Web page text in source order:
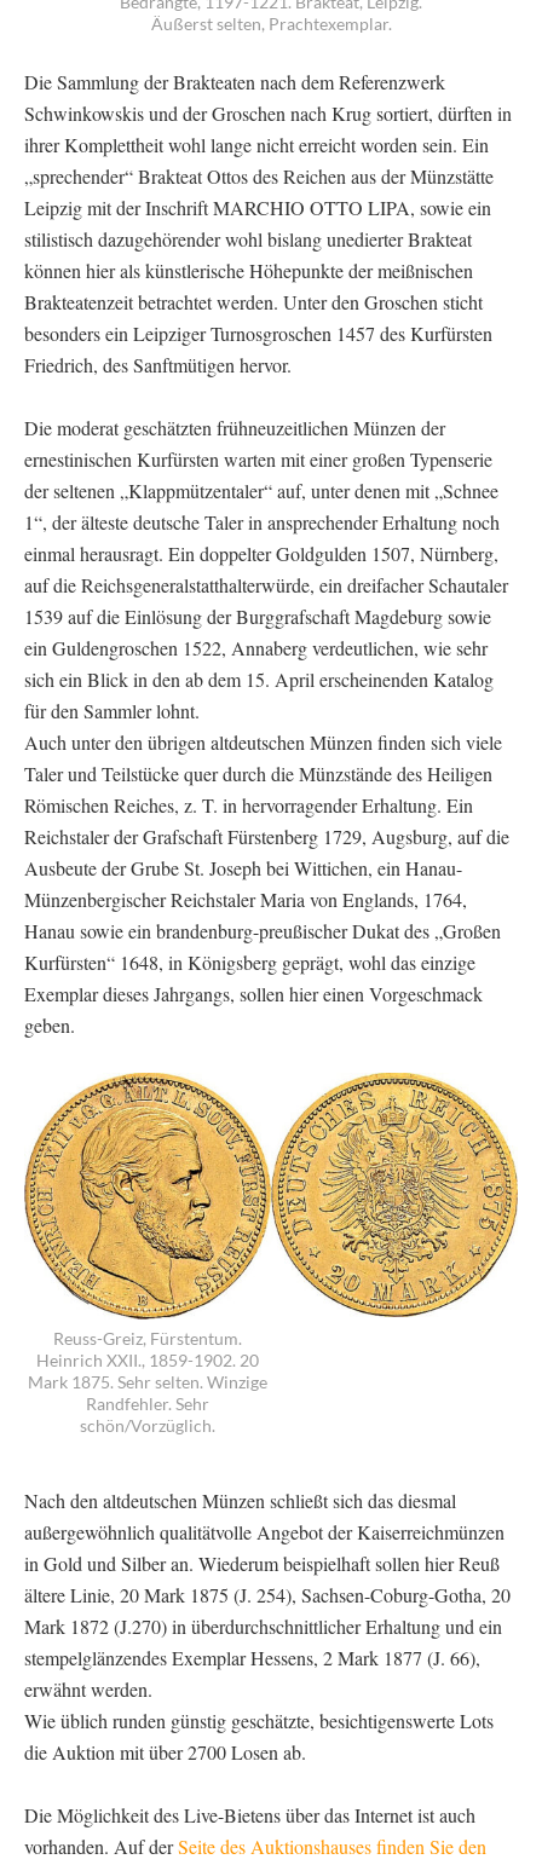
Äußerst selten, Prachtexemplar.
Die Sammlung der Brakteaten nach dem Referenzwerk
Schwinkowskis und der Groschen nach Krug sortiert, dürften in
ihrer Komplettheit wohl lange nicht erreicht worden sein. Ein
„sprechender“ Brakteat Ottos des Reichen aus der Münzstätte
Leipzig mit der Inschrift MARCHIO OTTO LIPA, sowie ein
stilistisch dazugehörender wohl bislang unedierter Brakteat
können hier als künstlerische Höhepunkte der meißnischen
Brakteatenzeit betrachtet werden. Unter den Groschen sticht
besonders ein Leipziger Turnosgroschen 1457 des Kurfürsten
Friedrich, des Sanftmütigen hervor.
Die moderat geschätzten frühneuzeitlichen Münzen der
ernestinischen Kurfürsten warten mit einer großen Typenserie
der seltenen „Klappmützentaler“ auf, unter denen mit „Schnee
1“, der älteste deutsche Taler in ansprechender Erhaltung noch
einmal herausragt. Ein doppelter Goldgulden 1507, Nürnberg,
auf die Reichsgeneralstatthalterwürde, ein dreifacher Schautaler
1539 auf die Einlösung der Burggrafschaft Magdeburg sowie
ein Guldengroschen 1522, Annaberg verdeutlichen, wie sehr
sich ein Blick in den ab dem 15. April erscheinenden Katalog
für den Sammler lohnt.
Auch unter den übrigen altdeutschen Münzen finden sich viele
Taler und Teilstücke quer durch die Münzstände des Heiligen
Römischen Reiches, z. T. in hervorragender Erhaltung. Ein
Reichstaler der Grafschaft Fürstenberg 1729, Augsburg, auf die
Ausbeute der Grube St. Joseph bei Wittichen, ein Hanau-
Münzenbergischer Reichstaler Maria von Englands, 1764,
Hanau sowie ein brandenburg-preußischer Dukat des „Großen
Kurfürsten“ 1648, in Königsberg geprägt, wohl das einzige
Exemplar dieses Jahrgangs, sollen hier einen Vorgeschmack
geben.
Reuss-Greiz, Fürstentum.
Heinrich XXII., 1859-1902. 20
Mark 1875. Sehr selten. Winzige
Randfehler. Sehr
schön/Vorzüglich.
Nach den altdeutschen Münzen schließt sich das diesmal
außergewöhnlich qualitätvolle Angebot der Kaiserreichmünzen
in Gold und Silber an. Wiederum beispielhaft sollen hier Reuß
ältere Linie, 20 Mark 1875 (J. 254), Sachsen-Coburg-Gotha, 20
Mark 1872 (J.270) in überdurchschnittlicher Erhaltung und ein
stempelglänzendes Exemplar Hessens, 2 Mark 1877 (J. 66),
erwähnt werden.
Wie üblich runden günstig geschätzte, besichtigenswerte Lots
die Auktion mit über 2700 Losen ab.
Die Möglichkeit des Live-Bietens über das Internet ist auch
vorhanden. Auf derSeite des Auktionshauses finden Sie den